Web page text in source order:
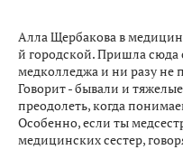
Алла Щербакова в
й городской. Пришла сюда
медколледжа и ни разу не
Говорит - бывали и
преодолеть, когда
Особенно, если ты
медицинских сестер,